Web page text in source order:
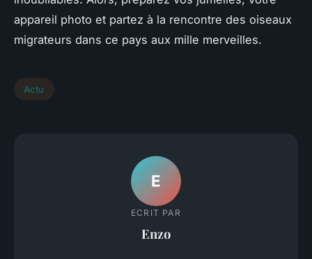
appareil photo et partez à la rencontre des oiseaux
migrateurs dans ce pays aux mille merveilles.
Actu
E
ECRIT PAR
Enzo